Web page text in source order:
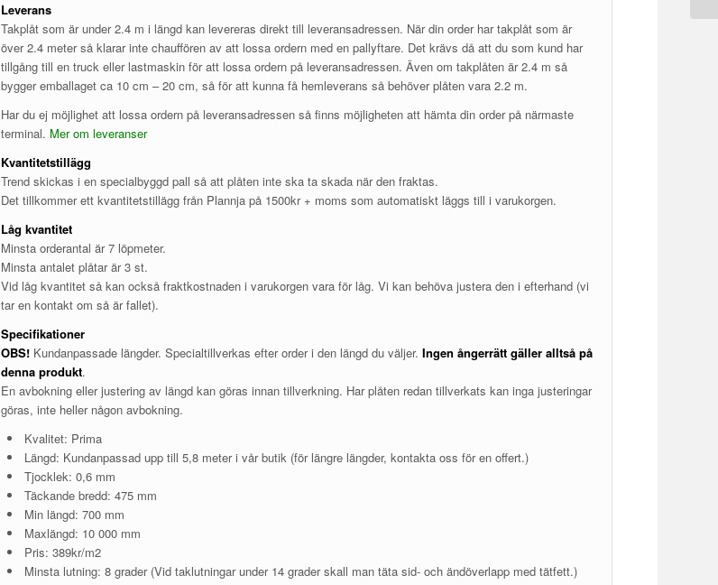
Leverans
Takplåt som är under 2.4 m i längd kan levereras direkt till leveransadressen. När din order har takplåt som är
över 2.4 meter så klarar inte chauffören av att lossa ordern med en pallyftare. Det krävs då att du som kund har
tillgång till en truck eller lastmaskin för att lossa ordern på leveransadressen. Även om takplåten är 2.4 m så
bygger emballaget ca 10 cm – 20 cm, så för att kunna få hemleverans så behöver plåten vara 2.2 m.
Har du ej möjlighet att lossa ordern på leveransadressen så finns möjligheten att hämta din order på närmaste
terminal. Mer om leveranser
Kvantitetstillägg
Trend skickas i en specialbyggd pall så att plåten inte ska ta skada när den fraktas.
Det tillkommer ett kvantitetstillägg från Plannja på 1500kr + moms som automatiskt läggs till i varukorgen.
Låg kvantitet
Minsta orderantal är 7 löpmeter.
Minsta antalet plåtar är 3 st.
Vid låg kvantitet så kan också fraktkostnaden i varukorgen vara för låg. Vi kan behöva justera den i efterhand (vi
tar en kontakt om så är fallet).
Specifikationer
OBS! Kundanpassade längder. Specialtillverkas efter order i den längd du väljer.Ingen ångerrätt gäller alltså på
denna produkt.
En avbokning eller justering av längd kan göras innan tillverkning. Har plåten redan tillverkats kan inga justeringar
göras, inte heller någon avbokning.
Kvalitet: Prima
Längd: Kundanpassad upp till 5,8 meter i vår butik (för längre längder, kontakta oss för en offert.)
Tjocklek: 0,6 mm
Täckande bredd: 475 mm
Min längd: 700 mm
Maxlängd: 10 000 mm
Pris: 389kr/m2
Minsta lutning: 8 grader (Vid taklutningar under 14 grader skall man täta sid- och ändöverlapp med tätfett.)